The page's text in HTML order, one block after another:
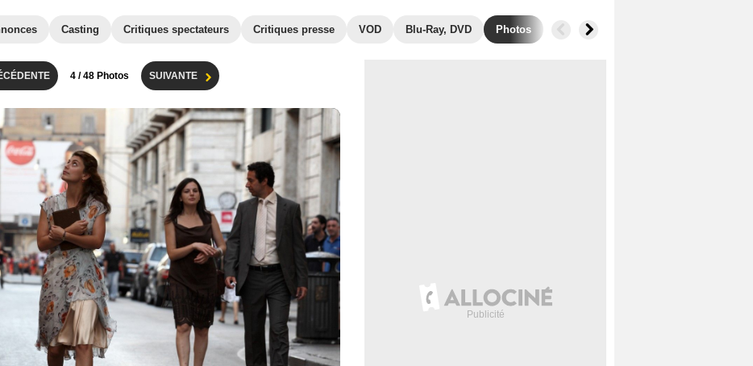
Casting Critiques spectateurs Critiques presse VOD Blu-Ray, DVD Photos Secrets de tournage
4 / 48 Photos SUIVANTE